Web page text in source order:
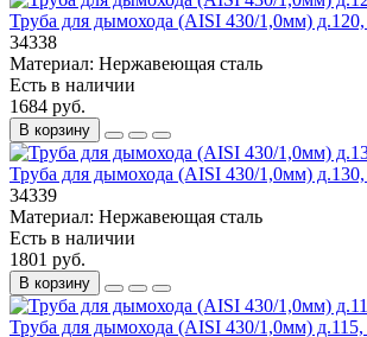
Труба для дымохода (AISI 430/1,0мм)
34338
Материал: Нержавеющая сталь
Есть в наличии
1684 руб.
В корзину
Труба для дымохода (AISI 430/1,0мм)
34339
Материал: Нержавеющая сталь
Есть в наличии
1801 руб.
В корзину
Труба для дымохода (AISI 430/1,0мм)